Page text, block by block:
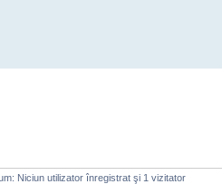
Niciun utilizator înregistrat şi 1 vizitator